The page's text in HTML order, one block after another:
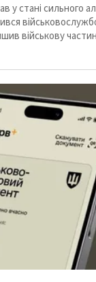
у стані сильного
військову